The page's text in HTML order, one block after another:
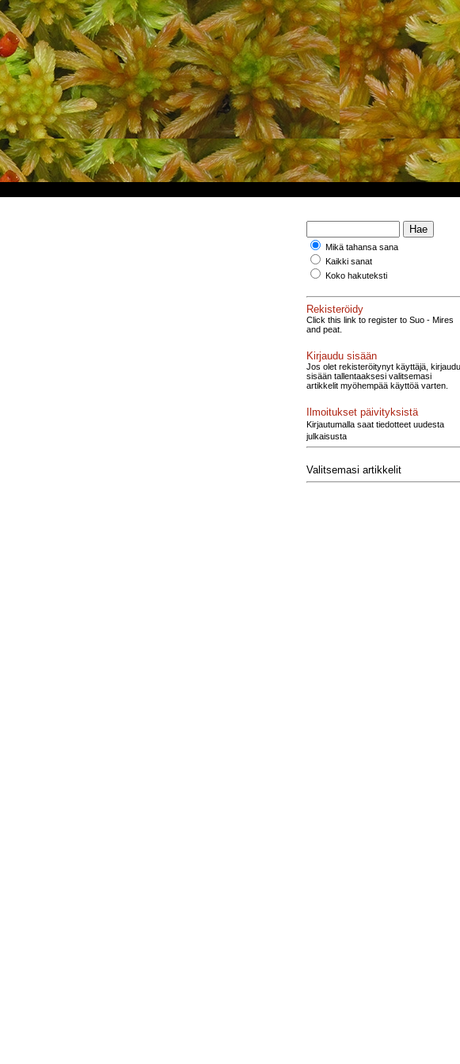
Mikä tahansa sana
Kaikki sanat
Koko hakuteksti
Rekisteröidy
Click this link to register to Suo - Mires
and peat.
Kirjaudu sisään
Jos olet rekisteröitynyt käyttäjä, kirjaudu
sisään tallentaaksesi valitsemasi
artikkelit myöhempää käyttöä varten.
Ilmoitukset päivityksistä
Kirjautumalla saat tiedotteet uudesta
julkaisusta
Valitsemasi artikkelit